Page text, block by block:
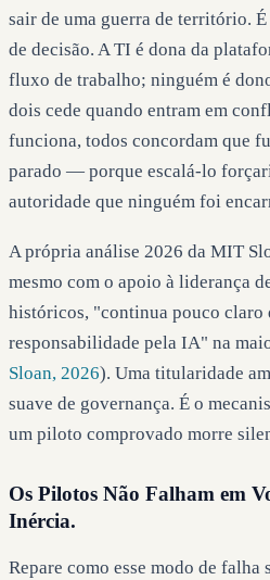
sair de uma guerra de território.
de decisão. A TI é dona da
fluxo de trabalho; ninguém é
dois cede quando entram em
funciona, todos concordam que
parado — porque escalá-lo
autoridade que ninguém foi
A própria análise 2026 da MIT
mesmo com o apoio à liderança
históricos, "continua pouco claro
responsabilidade pela IA" na
Sloan, 2026). Uma titularidade
suave de governança. É o
um piloto comprovado morre
Os Pilotos Não Falham em
Inércia.
Repare como esse modo de falha